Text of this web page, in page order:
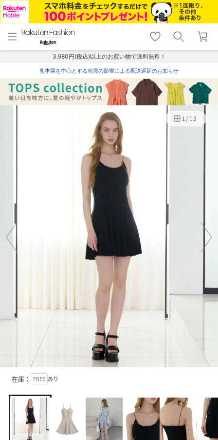
menu home
トップ
shopping_cart lock_outline
ログイン
3,980円(税込)以上のお買い物で送料無料！
熊本県を中心とする地震の影響による配送遅延のお知らせ
1/12
在庫： FREE あり